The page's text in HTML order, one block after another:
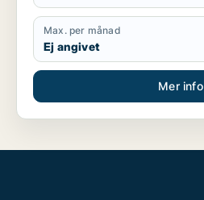
Max. per månad
Ej angivet
Mer info